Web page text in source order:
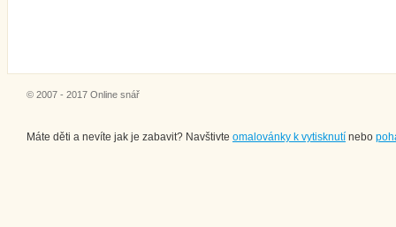
© 2007 - 2017 Online snář
Máte děti a nevíte jak je zabavit? Navštivte omalovánky k vytisknutí nebo